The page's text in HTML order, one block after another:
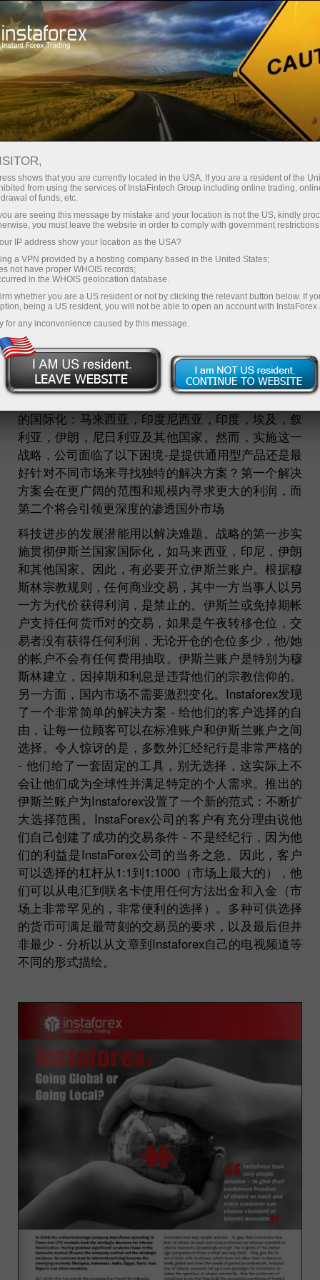
InstaForex：走向全球还是地方?
INSTAFOREX：走向全球还是
地方?
Open trading account
Open demo account
2008年，经营股票及货币市场的InstaForex线上经行
做出了国际化的重要决定。以国内市场为基础（俄罗
斯），公司进行了战略分析。其结果导致了新兴市场
的国际化：马来西亚，印度尼西亚，印度，埃及，叙
利亚，伊朗，尼日利亚及其他国家。然而，实施这一
战略，公司面临了以下困境-是提供通用型产品还是最
好针对不同市场来寻找独特的解决方案？第一个解决
方案会在更广阔的范围和规模内寻求更大的利润，而
第二个将会引领更深度的渗透国外市场
科技进步的发展潜能用以解决难题。战略的第一步实
施贯彻伊斯兰国家国际化，如马来西亚，印尼，伊朗
和其他国家。因此，有必要开立伊斯兰账户。根据穆
斯林宗教规则，任何商业交易，其中一方当事人以另
一方为代价获得利润，是禁止的。伊斯兰或免掉期帐
户支持任何货币对的交易，如果是午夜转移仓位，交
易者没有获得任何利润，无论开仓的仓位多少，他/她
的帐户不会有任何费用抽取。伊斯兰账户是特别为穆
斯林建立，因掉期和利息是违背他们的宗教信仰的。
另一方面，国内市场不需要激烈变化。Instaforex发现
了一个非常简单的解决方案 - 给他们的客户选择的自
由，让每一位顾客可以在标准账户和伊斯兰账户之间
选择。令人惊讶的是，多数外汇经纪行是非常严格的
- 他们给了一套固定的工具，别无选择，这实际上不
会让他们成为全球性并满足特定的个人需求。推出的
伊斯兰账户为Instaforex设置了一个新的范式：不断扩
大选择范围。InstaForex公司的客户有充分理由说他
们自己创建了成功的交易条件 - 不是经纪行，因为他
们的利益是InstaForex公司的当务之急。因此，客户
可以选择的杠杆从1:1到1:1000（市场上最大的），他
们可以从电汇到联名卡使用任何方法出金和入金（市
场上非常罕见的，非常便利的选择）。多种可供选择
的货币可满足最苛刻的交易员的要求，以及最后但并
非最少 - 分析以从文章到Instaforex自己的电视频道等
不同的形式描绘。
shows that you are currently located in the USA. If you are a resident of the
from using the services of InstaFintech Group including online trading,
of funds, etc.
are seeing this message by mistake and your location is not the US, kindly
you must leave the website in order to comply with government
IP address show your location as the USA?
a VPN provided by a hosting company based in the United States;
not have proper WHOIS records;
in the WHOIS geolocation database.
whether you are a US resident or not by clicking the relevant button below. If
being a US resident, you will not be able to open an account with InstaForex
for any inconvenience caused by this message.